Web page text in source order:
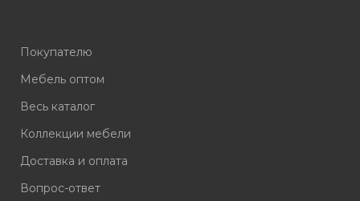
Покупателю
Мебель оптом
Весь каталог
Коллекции мебели
Доставка и оплата
Вопрос-ответ